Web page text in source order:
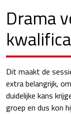
Drama
Dit maakt de
extra belangrijk,
duidelijke kans
groep en dus kon